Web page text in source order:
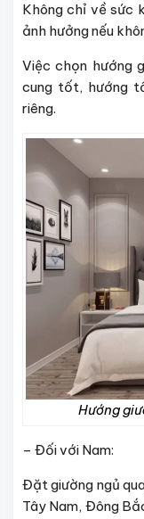
Không chỉ về sức
ảnh hưởng nếu
Việc chọn hướng
cung tốt, hướng
riêng.
Hướng
– Đối với Nam:
Đặt giường ngủ
Tây Nam, Đông